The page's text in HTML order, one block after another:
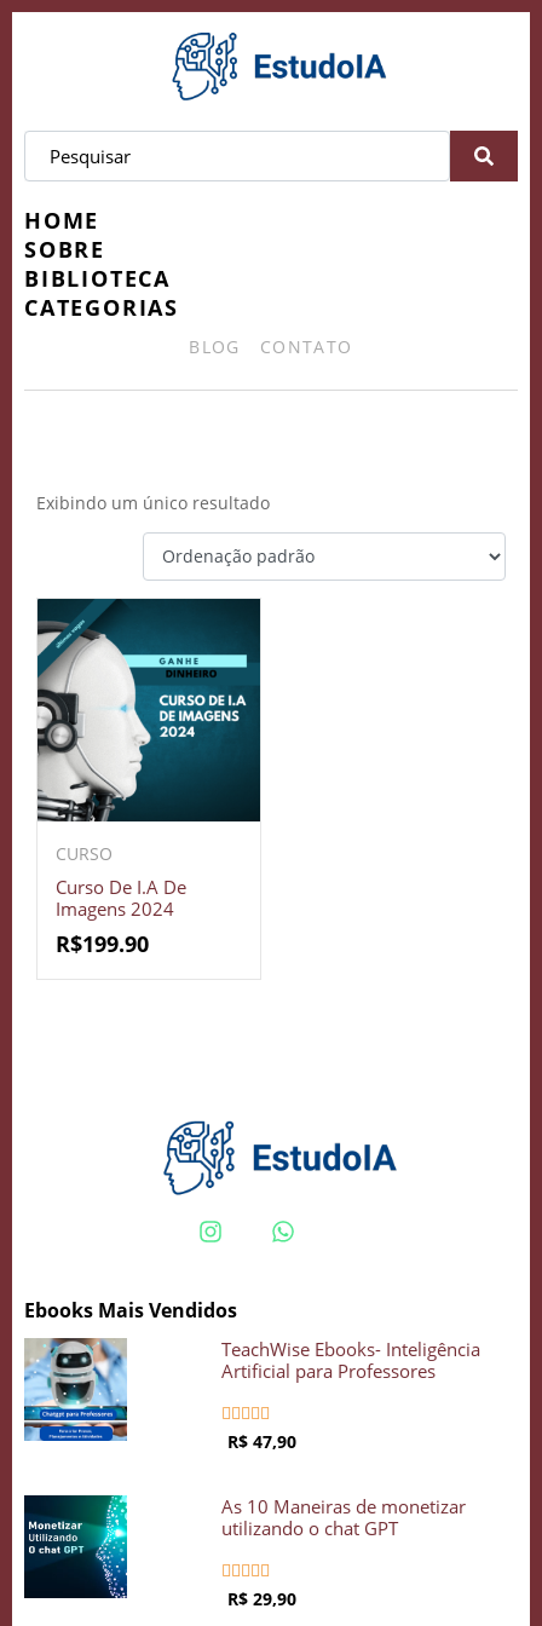
HOME
SOBRE
BIBLIOTECA
CATEGORIAS
BLOG CONTATO
Exibindo um único resultado
CURSO
Curso De I.A De
Imagens 2024
R$199.90
Ebooks Mais Vendidos
TeachWise Ebooks- Inteligência
Artificial para Professores
    
R$ 47,90
As 10 Maneiras de monetizar
utilizando o chat GPT
    
R$ 29,90
Vidgenie
COMECE GRÁTIS